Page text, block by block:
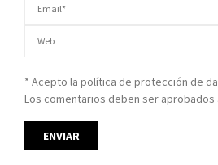
* Acepto la política de protección de
Los comentarios deben ser